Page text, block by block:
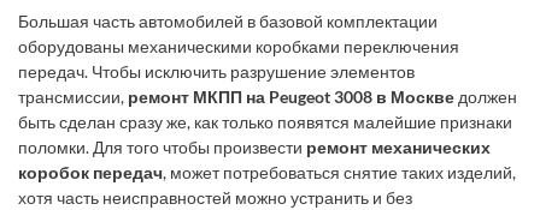
Большая часть автомобилей в базовой комплектации
оборудованы механическими коробками переключения
передач. Чтобы исключить разрушение элементов
трансмиссии, ремонт МКПП на Peugeot 3008 в Москве должен
быть сделан сразу же, как только появятся малейшие признаки
поломки. Для того чтобы произвести ремонт механических
коробок передач, может потребоваться снятие таких изделий,
хотя часть неисправностей можно устранить и без